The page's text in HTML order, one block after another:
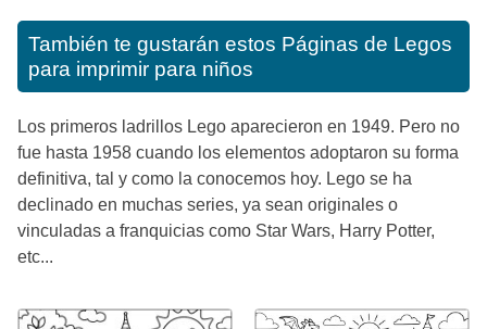
También te gustarán estos Páginas de Legos
para imprimir para niños
Los primeros ladrillos Lego aparecieron en 1949. Pero no
fue hasta 1958 cuando los elementos adoptaron su forma
definitiva, tal y como la conocemos hoy. Lego se ha
declinado en muchas series, ya sean originales o
vinculadas a franquicias como Star Wars, Harry Potter,
etc...